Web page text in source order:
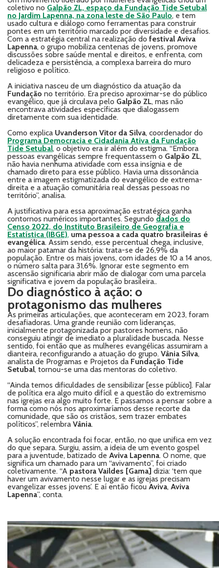
coletivo no Galpão ZL, espaço da Fundação Tide Setubal
no Jardim Lapenna, na zona leste de São Paulo, e tem
usado cultura e diálogo como ferramentas para construir
pontes em um território marcado por diversidade e desafios.
Com a estratégia central na realização do festival Aviva
Lapenna, o grupo mobiliza centenas de jovens, promove
discussões sobre saúde mental e direitos, e enfrenta, com
delicadeza e persistência, a complexa barreira do muro
religioso e político.
A iniciativa nasceu de um diagnóstico da atuação da
Fundação no território. Era preciso aproximar-se do público
evangélico, que já circulava pelo Galpão ZL, mas não
encontrava atividades específicas que dialogassem
diretamente com sua identidade.
Como explica Uvanderson Vitor da Silva, coordenador do
Programa Democracia e Cidadania Ativa da Fundação
Tide Setubal, o objetivo era ir além do estigma. “Embora
pessoas evangélicas sempre frequentassem o Galpão ZL,
não havia nenhuma atividade com essa insígnia e de
chamado direto para esse público. Havia uma dissonância
entre a imagem estigmatizada do evangélico de extrema-
direita e a atuação comunitária real dessas pessoas no
território”, analisa.
A justificativa para essa aproximação estratégica ganha
contornos numéricos importantes. Segundo dados do
Censo 2022, do Instituto Brasileiro de Geografia e
Estatística (IBGE), uma pessoa a cada quatro brasileiras é
evangélica. Assim sendo, esse percentual chega, inclusive,
ao maior patamar da história: trata-se de 26,9% da
população. Entre os mais jovens, com idades de 10 a 14 anos,
o número salta para 31,6%. Ignorar este segmento em
ascensão significaria abrir mão de dialogar com uma parcela
significativa e jovem da população brasileira..
Do diagnóstico à ação: o
protagonismo das mulheres
As primeiras articulações, que aconteceram em 2023, foram
desafiadoras. Uma grande reunião com lideranças,
inicialmente protagonizada por pastores homens, não
conseguiu atingir de imediato a pluralidade buscada. Nesse
sentido, foi então que as mulheres evangélicas assumiram a
dianteira, reconfigurando a atuação do grupo. Vânia Silva,
analista de Programas e Projetos da Fundação Tide
Setubal, tornou-se uma das mentoras do coletivo.
“Ainda temos dificuldades de sensibilizar [esse público]. Falar
de política era algo muito difícil e a questão do extremismo
nas igrejas era algo muito forte. E passamos a pensar sobre a
forma como nós nos aproximaríamos desse recorte da
comunidade, que são os cristãos, sem trazer embates
políticos”, relembra Vânia.
A solução encontrada foi focar, então, no que unifica em vez
do que separa. Surgiu, assim, a ideia de um evento gospel
para a juventude, batizado de Aviva Lapenna. O nome, que
significa um chamado para um “avivamento”, foi criado
coletivamente. “A pastora Vaildes [Gama] dizia: ‘tem que
haver um avivamento nesse lugar e as igrejas precisam
evangelizar esses jovens’. E aí então ficou Aviva, Aviva
Lapenna”, conta.